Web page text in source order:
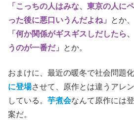
「こっちの人はみな、東京の人に
った後に悪口いうんだよね」
とか、
「何か関係がギスギスしだしたら
うのが一番だ」
とか。
おまけに、最近の暖冬で社会問題化
に登場させて、原作とは違うアレ
している。 芋煮会なんて原作には
案だ。